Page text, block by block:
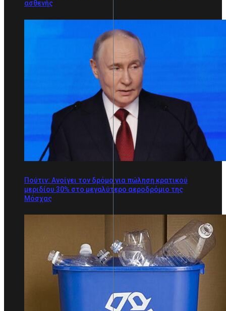
ασθενής
Πούτιν: Ανοίγει τον δρόμο για πώληση κρατικού
μεριδίου 30% στο μεγαλύτερο αεροδρόμιο της
Μόσχας